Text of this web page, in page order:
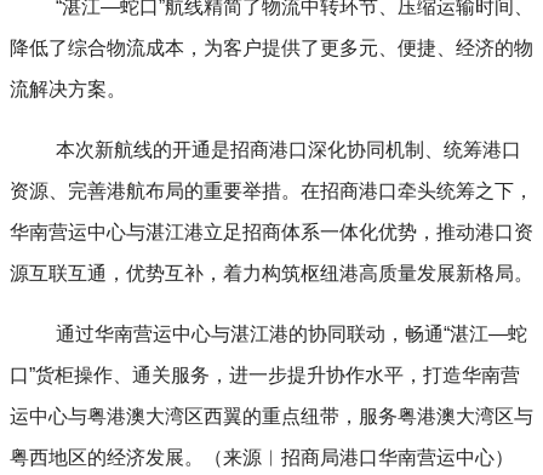
“湛江—蛇口”航线精简了物流中转环节、压缩运输时间、
降低了综合物流成本，为客户提供了更多元、便捷、经济的物
流解决方案。
本次新航线的开通是招商港口深化协同机制、统筹港口
资源、完善港航布局的重要举措。在招商港口牵头统筹之下，
华南营运中心与湛江港立足招商体系一体化优势，推动港口资
源互联互通，优势互补，着力构筑枢纽港高质量发展新格局。
通过华南营运中心与湛江港的协同联动，畅通“湛江—蛇
口”货柜操作、通关服务，进一步提升协作水平，打造华南营
运中心与粤港澳大湾区西翼的重点纽带，服务粤港澳大湾区与
粤西地区的经济发展。（来源︱招商局港口华南营运中心）